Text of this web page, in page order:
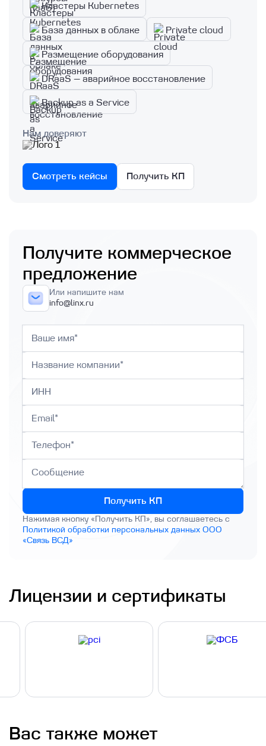
Кластеры Kubernetes
База данных в облаке Private cloud
Размещение оборудования
DRaaS — аварийное восстановление
Backup as a Service
Нам доверяют
Смотреть кейсы Получить КП
Получите коммерческое
предложение
Или напишите нам
info@linx.ru
Получить КП
Нажимая кнопку «Получить КП», вы соглашаетесь с
Политикой обработки персональных данных ООО
«Связь ВСД»
Лицензии и сертификаты
Вас также может